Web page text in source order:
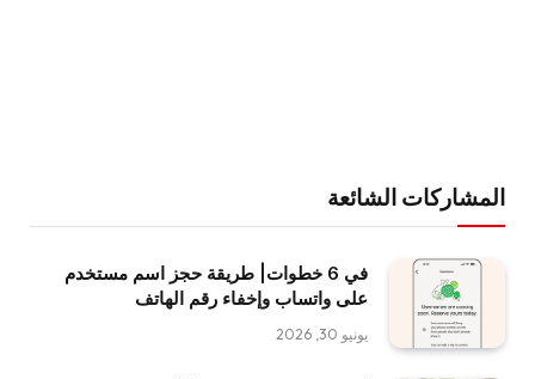
المشاركات الشائعة
في 6 خطوات| طريقة حجز اسم مستخدم
على واتساب وإخفاء رقم الهاتف
يونيو 30, 2026